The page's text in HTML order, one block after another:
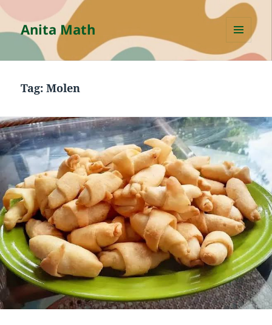
Anita Math
MENU
AND
Tag:Molen